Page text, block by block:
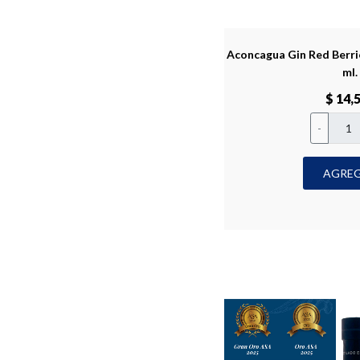
Aconcagua Gin Red
ml.
$
-